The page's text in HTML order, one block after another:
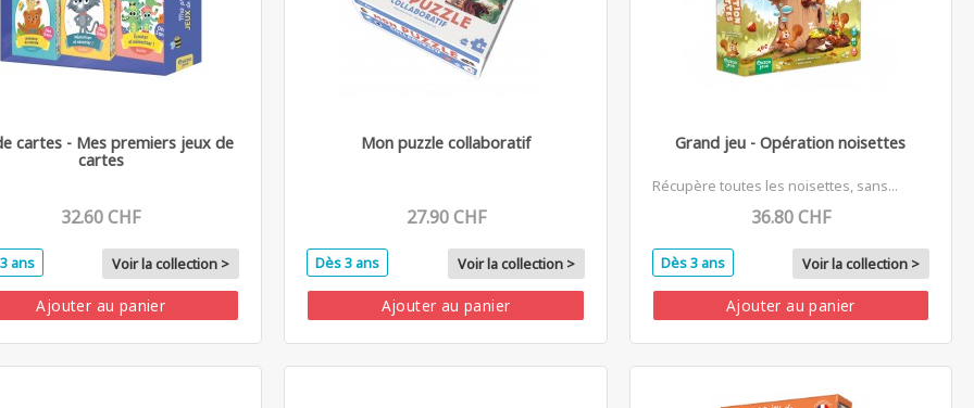
cartes - Mes premiers jeux de
cartes
32.60 CHF
ans Voir la collection >
Ajouter au panier
Mon puzzle collaboratif
27.90 CHF
Dès 3 ans Voir la collection >
Ajouter au panier
Grand jeu - Opération noisettes
Récupère toutes les noisettes, sans...
36.80 CHF
Dès 3 ans Voir la collection >
Ajouter au panier